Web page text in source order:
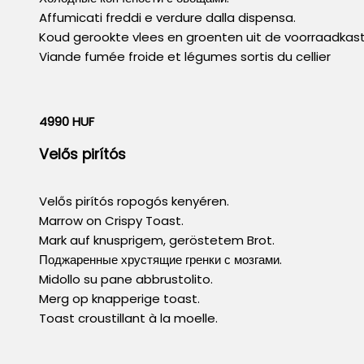
Affumicati freddi e verdure dalla dispensa.
Koud gerookte vlees en groenten uit de
Viande fumée froide et légumes sortis du cellier
4990 HUF
Velős pirítós
Velős pirítós ropogós kenyéren.
Marrow on Crispy Toast.
Mark auf knusprigem, geröstetem Brot.
Поджаренные хрустящие гренки с мозгами.
Midollo su pane abbrustolito.
Merg op knapperige toast.
Toast croustillant à la moelle.